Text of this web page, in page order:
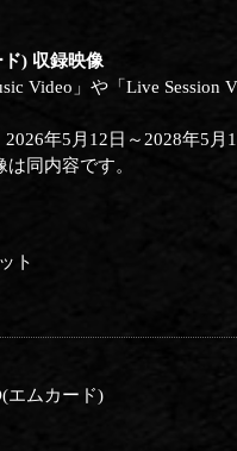
) 収録映像
Video」や「Live Session
年5月12日～2028年5月
同内容です。
ト
エムカード)